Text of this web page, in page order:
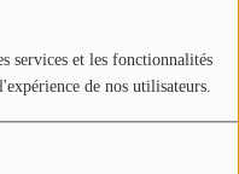
services et les fonctionnalités
de nos utilisateurs.
à 20h.
se voit à